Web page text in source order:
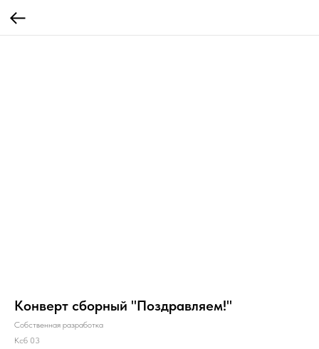
Конверт сборный "Поздравляем!"
Собственная разработка
Ксб 03